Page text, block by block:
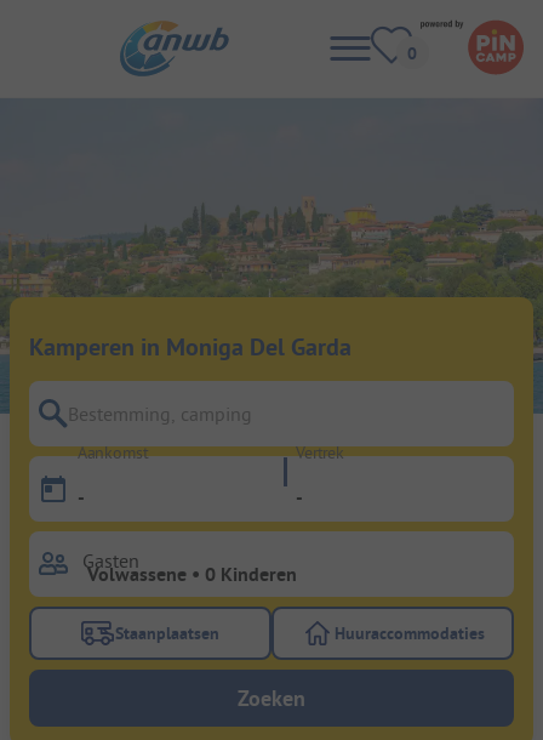
Kamperen in Moniga Del Garda
Bestemming, camping
Aankomst
-
Vertrek
-
Gasten
Gebruik de filterknop staanplaatsen om te zoeken
Staanplaatsen Gebruik de
Huuraccommodaties
Zoeken